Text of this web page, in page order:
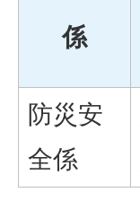
係
防災安
全係